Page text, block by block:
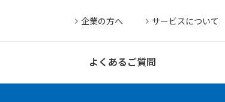
よくあるご質問
企業の方へ サービスについて